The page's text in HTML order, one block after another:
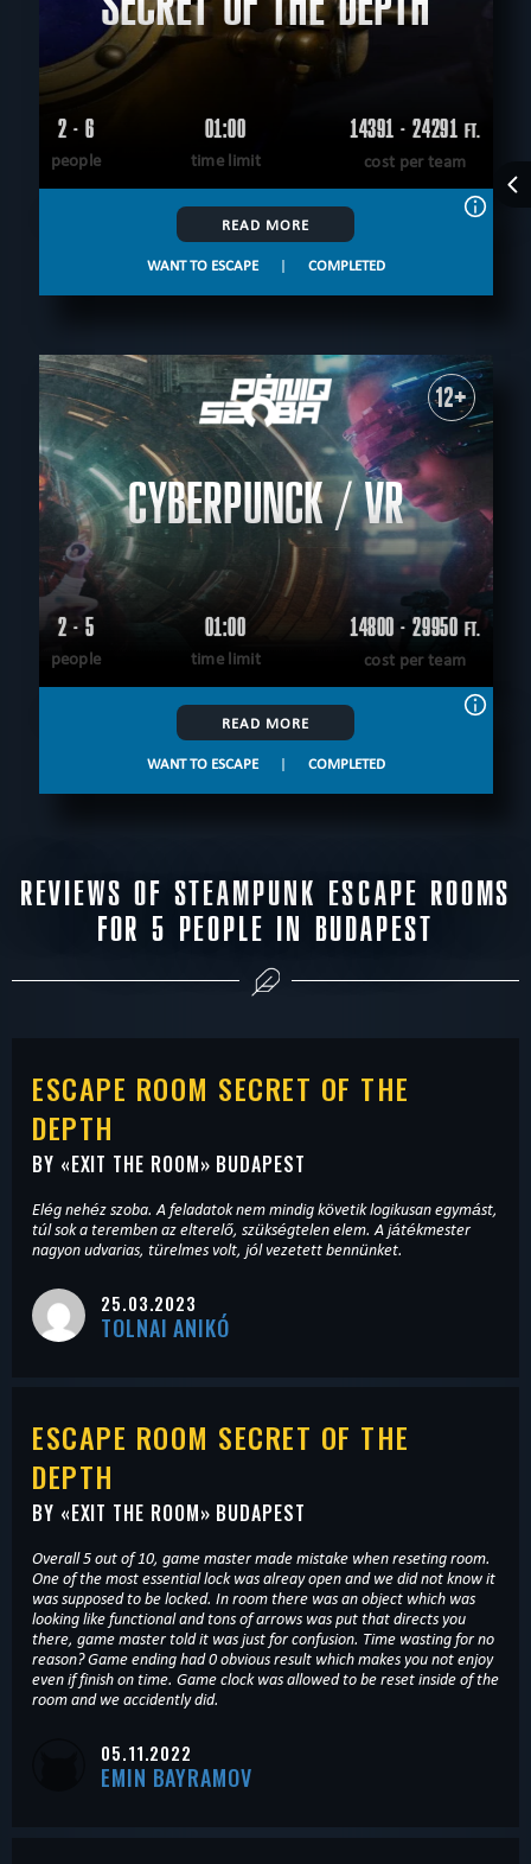
2 - 6
people
01:00
time limit
14391 - 24291 FT.
cost per team
READ MORE
WANT TO ESCAPE | COMPLETED
12+
CYBERPUNCK / VR
2 - 5
people
01:00
time limit
14800 - 29950 FT.
cost per team
READ MORE
WANT TO ESCAPE | COMPLETED
REVIEWS OF STEAMPUNK ESCAPE ROOMS
FOR 5 PEOPLE IN BUDAPEST
ESCAPE ROOM SECRET OF THE
DEPTH
BY «EXIT THE ROOM» BUDAPEST
Elég nehéz szoba. A feladatok nem mindig követik logikusan egymást,
túl sok a teremben az elterelő, szükségtelen elem. A játékmester
nagyon udvarias, türelmes volt, jól vezetett bennünket.
25.03.2023
TOLNAI ANIKÓ
ESCAPE ROOM SECRET OF THE
DEPTH
BY «EXIT THE ROOM» BUDAPEST
Overall 5 out of 10, game master made mistake when reseting room.
One of the most essential lock was alreay open and we did not know it
was supposed to be locked. In room there was an object which was
looking like functional and tons of arrows was put that directs you
there, game master told it was just for confusion. Time wasting for no
reason? Game ending had 0 obvious result which makes you not enjoy
even if finish on time. Game clock was allowed to be reset inside of the
room and we accidently did.
05.11.2022
EMIN BAYRAMOV